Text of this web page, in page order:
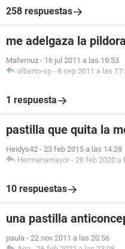
258 respuestas
me adelgaza la
Mafemuz - 16 jul 2011 a las 19:53
alberto-sp - 8 sep 2011 a las
1 respuesta
pastilla que quita la
Heidys42 - 23 feb 2015 a las 14:28
Hermanamayor - 28 feb 2020 a
10 respuestas
una pastilla
paula - 22 nov 2011 a las 20:56